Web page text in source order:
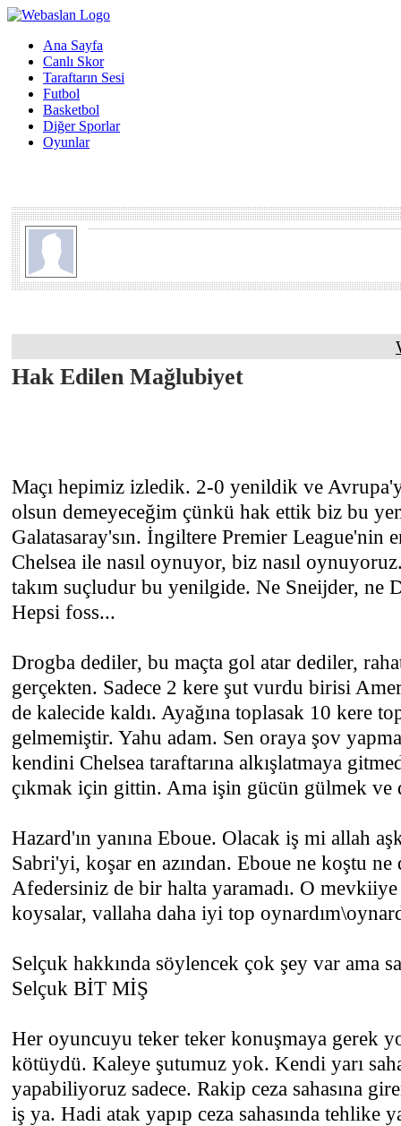
Ana Sayfa
Canlı Skor
Taraftarın Sesi
Futbol
Basketbol
Diğer Sporlar
Oyunlar
Hak Edilen Mağlubiyet
Maçı hepimiz izledik. 2-0 yenildik ve
olsun demeyeceğim çünkü hak ettik biz bu
Galatasaray'sın. İngiltere Premier League'nin
Chelsea ile nasıl oynuyor, biz nasıl
takım suçludur bu yenilgide. Ne Sneijder, ne
Hepsi foss...
Drogba dediler, bu maçta gol atar dediler,
gerçekten. Sadece 2 kere şut vurdu birisi
de kalecide kaldı. Ayağına toplasak 10 kere
gelmemiştir. Yahu adam. Sen oraya şov
kendini Chelsea taraftarına alkışlatmaya
çıkmak için gittin. Ama işin gücün gülmek ve
Hazard'ın yanına Eboue. Olacak iş mi allah
Sabri'yi, koşar en azından. Eboue ne koştu ne
Afedersiniz de bir halta yaramadı. O
koysalar, vallaha daha iyi top
Selçuk hakkında söylencek çok şey var ama
Selçuk BİT MİŞ
Her oyuncuyu teker teker konuşmaya gerek
kötüydü. Kaleye şutumuz yok. Kendi yarı
yapabiliyoruz sadece. Rakip ceza sahasına
iş ya. Hadi atak yapıp ceza sahasında tehlike